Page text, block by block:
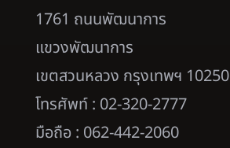
1761 ถนนพัฒนาการ
แขวงพัฒนาการ
เขตสวนหลวง กรุงเทพฯ 10250
โทรศัพท์ : 02-320-2777
มือถือ : 062-442-2060